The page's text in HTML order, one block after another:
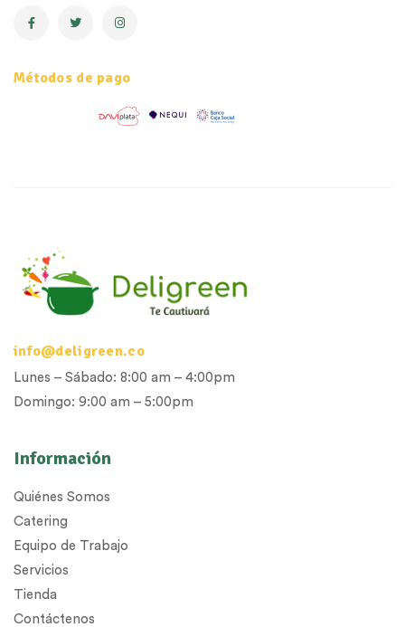
Métodos de pago
Información
Quiénes Somos
Catering
Equipo de Trabajo
Servicios
Tienda
Contáctenos
info@deligreen.co
Lunes – Sábado: 8:00 am – 4:00pm
Domingo: 9:00 am – 5:00pm